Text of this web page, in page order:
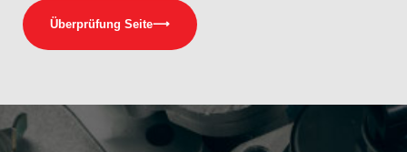
Überprüfung Seite⟶